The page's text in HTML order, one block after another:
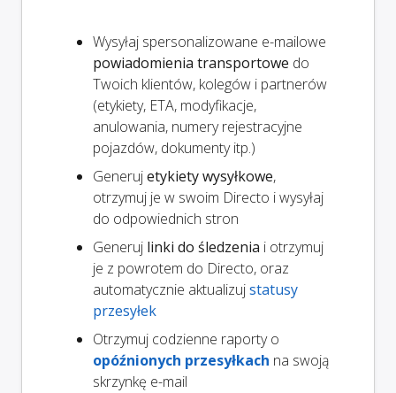
Wysyłaj spersonalizowane e-mailowe
powiadomienia transportowe do
Twoich klientów, kolegów i partnerów
(etykiety, ETA, modyfikacje,
anulowania, numery rejestracyjne
pojazdów, dokumenty itp.)
Generujetykiety wysyłkowe,
otrzymuj je w swoim Directo i wysyłaj
do odpowiednich stron
Generuj linki do śledzenia i otrzymuj
je z powrotem do Directo, oraz
automatycznie aktualizujstatusy
przesyłek
Otrzymuj codzienne raporty o
opóźnionych przesyłkach na swoją
skrzynkę e-mail